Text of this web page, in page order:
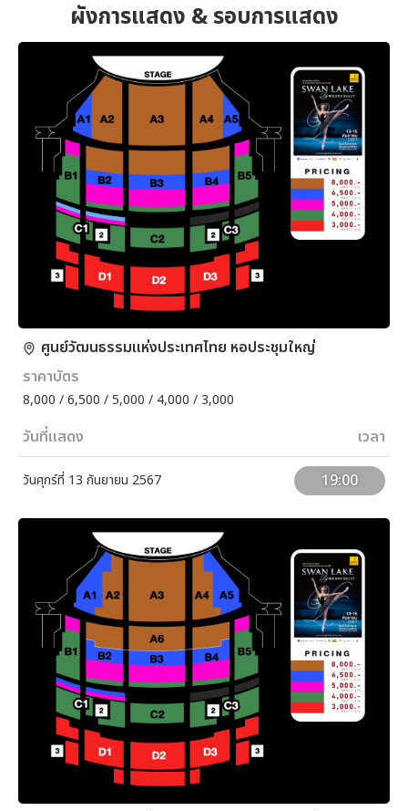
ผังการแสดง & รอบการแสดง
ศูนย์วัฒนธรรมแห่งประเทศไทย หอประชุมใหญ่
ราคาบัตร
8,000 / 6,500 / 5,000 / 4,000 / 3,000
วันที่แสดง เวลา
วันศุกร์ที่ 13 กันยายน 2567 19:00